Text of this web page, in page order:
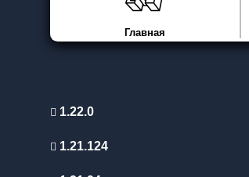
Главная
1.22.0
1.21.124